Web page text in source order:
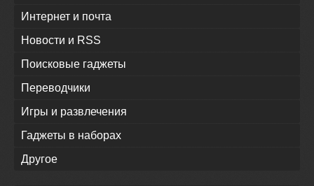
Интернет и почта
Новости и RSS
Поисковые гаджеты
Переводчики
Игры и развлечения
Гаджеты в наборах
Другое